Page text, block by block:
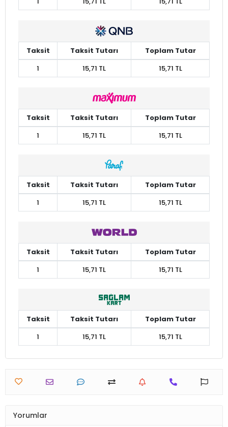
Taksit Taksit Tutarı
Toplam Tutar
1
15,71 TL 15,71 TL
Taksit Taksit Tutarı
Toplam Tutar
1
15,71 TL 15,71 TL
Taksit Taksit Tutarı
Toplam Tutar
1
15,71 TL 15,71 TL
Taksit Taksit Tutarı
Toplam Tutar
1
15,71 TL 15,71 TL
Taksit Taksit Tutarı
Toplam Tutar
1
15,71 TL 15,71 TL
Yorumlar